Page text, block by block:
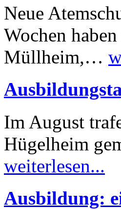
Neue
Wochen
Müllheim,…
Im August
Hügelheim
weiterlesen...
Ausbildung: